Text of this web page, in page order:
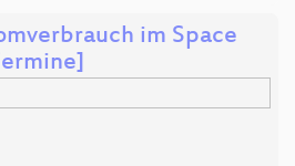
im Space